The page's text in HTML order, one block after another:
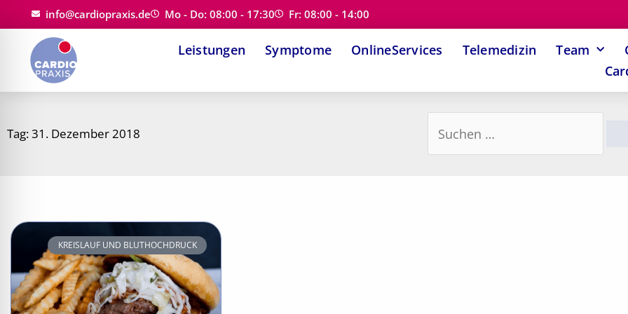
Inhalt
springen
info@cardiopraxis.de Mo - Do: 08:00 - 17:30 Fr: 08:00 - 14:00
Leistungen Symptome OnlineServices Telemedizin Team
Tag: 31. Dezember 2018
nach:
KREISLAUF UND BLUTHOCHDRUCK